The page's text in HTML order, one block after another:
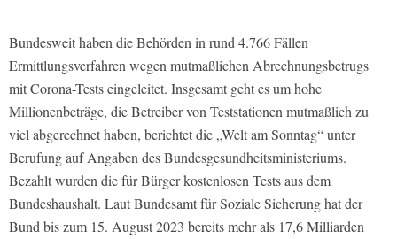
Bundesweit haben die Behörden in rund 4.766 Fällen
Ermittlungsverfahren wegen mutmaßlichen Abrechnungsbetrugs
mit Corona-Tests eingeleitet. Insgesamt geht es um hohe
Millionenbeträge, die Betreiber von Teststationen mutmaßlich zu
viel abgerechnet haben, berichtet die „Welt am Sonntag“ unter
Berufung auf Angaben des Bundesgesundheitsministeriums.
Bezahlt wurden die für Bürger kostenlosen Tests aus dem
Bundeshaushalt. Laut Bundesamt für Soziale Sicherung hat der
Bund bis zum 15. August 2023 bereits mehr als 17,6 Milliarden